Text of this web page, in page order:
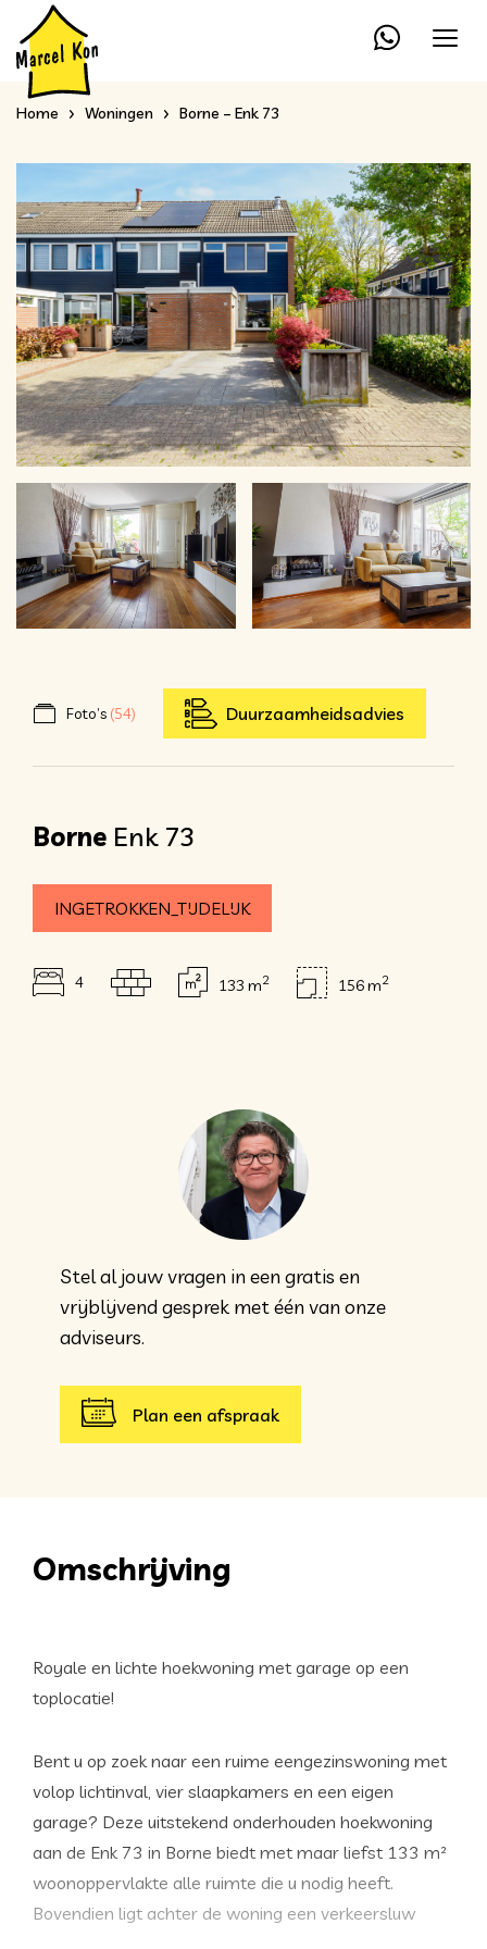
Home Woningen Borne – Enk 73
Foto’s (54) Duurzaamheidsadvies
Borne Enk 73
INGETROKKEN_TIJDELIJK
4 133 m2 156 m2
Stel al jouw vragen in een gratis en
vrijblijvend gesprek met één van onze
adviseurs.
Plan een afspraak
Omschrijving
Royale en lichte hoekwoning met garage op een
toplocatie!
Bent u op zoek naar een ruime eengezinswoning met
volop lichtinval, vier slaapkamers en een eigen
garage? Deze uitstekend onderhouden hoekwoning
aan de Enk 73 in Borne biedt met maar liefst 133 m²
woonoppervlakte alle ruimte die u nodig heeft.
Bovendien ligt achter de woning een verkeersluw